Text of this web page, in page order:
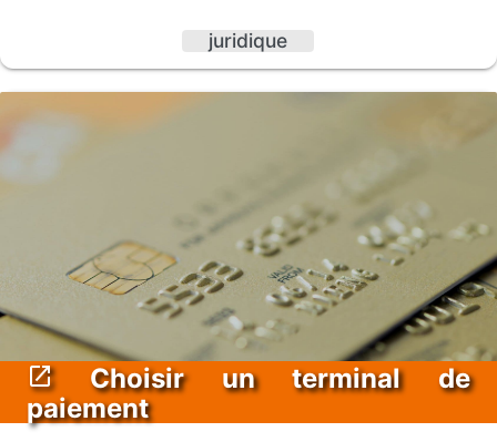
juridique
Choisir un terminal de
paiement